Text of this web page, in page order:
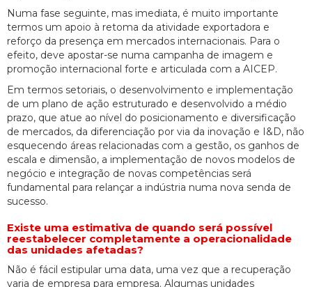
Numa fase seguinte, mas imediata, é muito importante
termos um apoio à retoma da atividade exportadora e
reforço da presença em mercados internacionais. Para o
efeito, deve apostar-se numa campanha de imagem e
promoção internacional forte e articulada com a AICEP.
Em termos setoriais, o desenvolvimento e implementação
de um plano de ação estruturado e desenvolvido a médio
prazo, que atue ao nível do posicionamento e diversificação
de mercados, da diferenciação por via da inovação e I&D, não
esquecendo áreas relacionadas com a gestão, os ganhos de
escala e dimensão, a implementação de novos modelos de
negócio e integração de novas competências será
fundamental para relançar a indústria numa nova senda de
sucesso.
Existe uma estimativa de quando será possível
reestabelecer completamente a operacionalidade
das unidades afetadas?
Não é fácil estipular uma data, uma vez que a recuperação
varia de empresa para empresa. Algumas unidades